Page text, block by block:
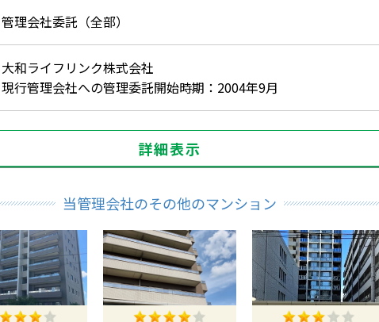
管理会社委託（全部）
大和ライフリンク株式会社
現行管理会社への管理委託開始時期：2004年9月
詳細表示
当管理会社のその他のマンション